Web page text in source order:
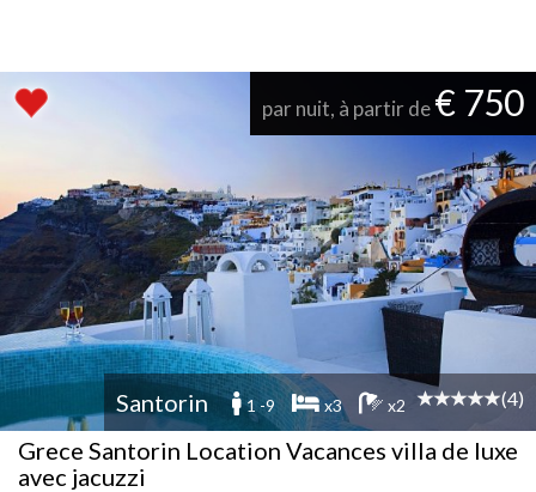
par nuit, à partir de€ 750
Santorin 1 -9 x3 x2 (4)
Grece Santorin Location Vacances villa de luxe
avec jacuzzi